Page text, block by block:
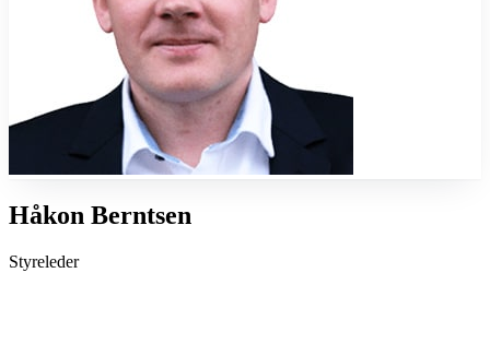
Håkon Berntsen
Styreleder